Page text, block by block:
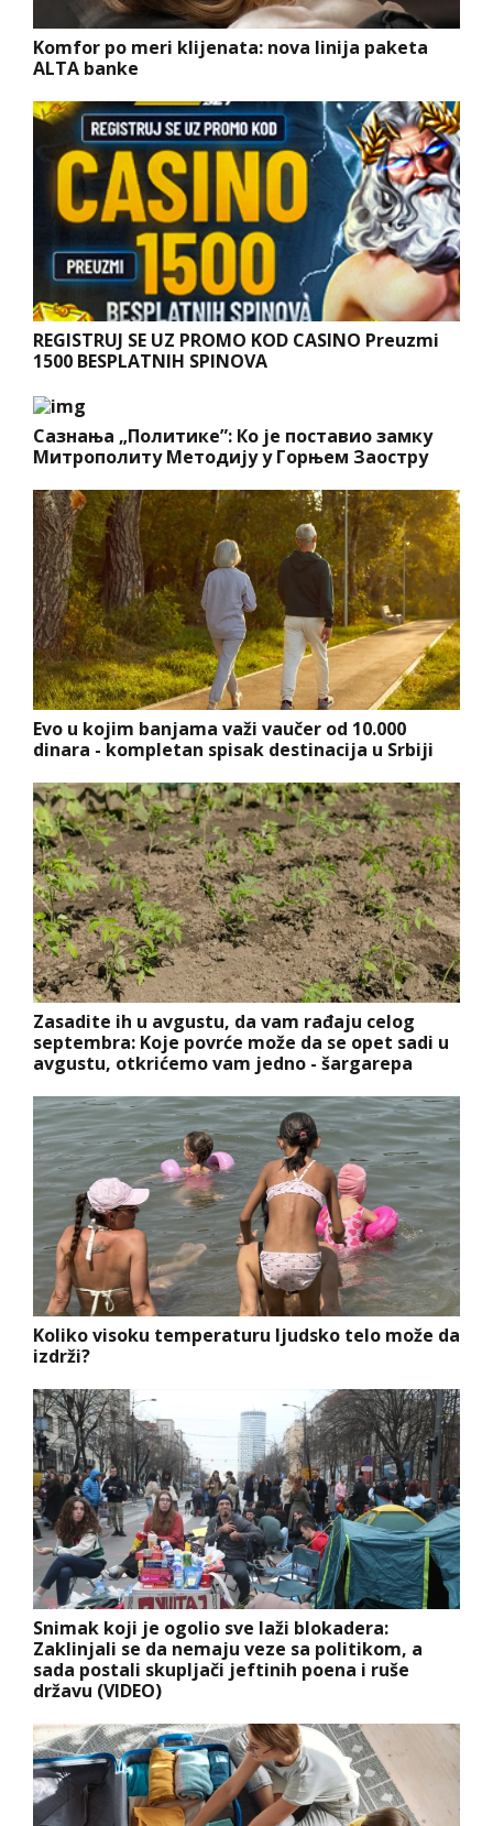
Komfor po meri klijenata: nova linija paketa
ALTA banke
REGISTRUJ SE UZ PROMO KOD CASINO Preuzmi
1500 BESPLATNIH SPINOVA
Сазнања „Политике”: Ко је поставио замку
Митрополиту Методију у Горњем Заостру
Evo u kojim banjama važi vaučer od 10.000
dinara - kompletan spisak destinacija u Srbiji
Zasadite ih u avgustu, da vam rađaju celog
septembra: Koje povrće može da se opet sadi u
avgustu, otkrićemo vam jedno - šargarepa
Koliko visoku temperaturu ljudsko telo može da
izdrži?
Snimak koji je ogolio sve laži blokadera:
Zaklinjali se da nemaju veze sa politikom, a
sada postali skupljači jeftinih poena i ruše
državu (VIDEO)